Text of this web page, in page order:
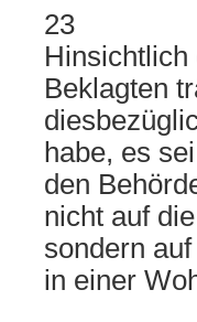
23
Hinsichtlich
Beklagten
habe, es
den
nicht auf
sondern
in einer